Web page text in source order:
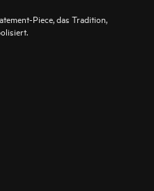
Piece, das Tradition,